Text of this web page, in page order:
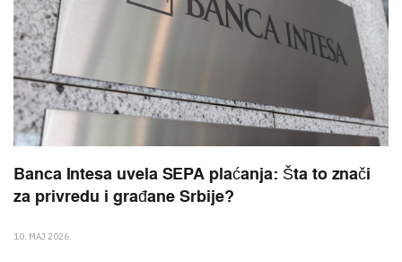
Banca Intesa uvela SEPA plaćanja: Šta to znači
za privredu i građane Srbije?
10. MAJ 2026.